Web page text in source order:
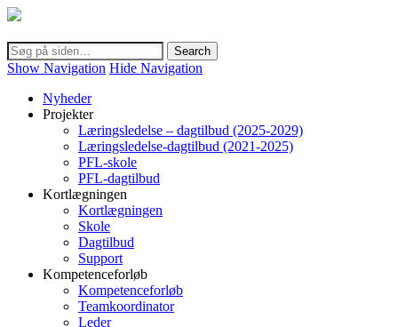
Show Navigation Hide Navigation
Nyheder
Projekter
Læringsledelse – dagtilbud (2025-2029)
Læringsledelse-dagtilbud (2021-2025)
PFL-skole
PFL-dagtilbud
Kortlægningen
Kortlægningen
Skole
Dagtilbud
Support
Kompetenceforløb
Kompetenceforløb
Teamkoordinator
Leder